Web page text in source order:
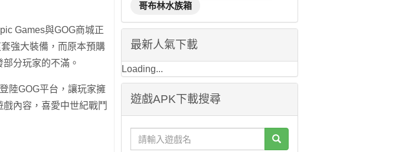
Games與GOG商城正
強大裝備，而原本預購
分玩家的不滿。
陸GOG平台，讓玩家擁
內容，喜愛中世紀戰鬥
哥布林水族箱
最新人氣下載
Loading...
遊戲APK下載搜尋